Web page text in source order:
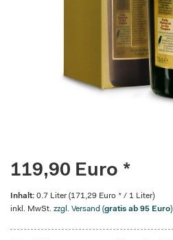
119,90 Euro *
Inhalt: 0.7 Liter (171,29 Euro * / 1 Liter)
inkl. MwSt. zzgl. Versand (gratis ab 95 Euro)